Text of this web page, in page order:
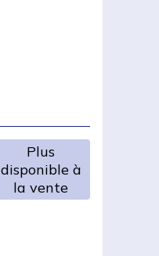
Plus
disponible à
la vente